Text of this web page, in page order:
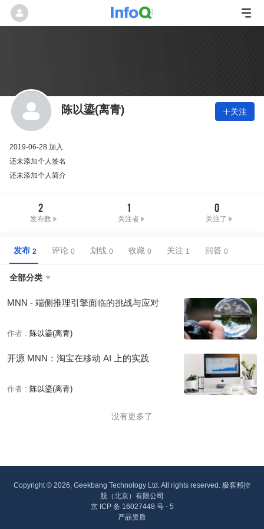
陈以鎏(离青) 关注
2019-06-28 加入
还未添加个人签名
还未添加个人简介
2
发布数
1
关注者
0
关注了
发布 评论 划线 收藏 关注 回答
全部分类 
MNN - 端侧推理引擎面临的挑战与应对
作者 : 陈以鎏(离青)
开源 MNN：淘宝在移动 AI 上的实践
作者 : 陈以鎏(离青)
没有更多了
Copyright © 2026, Geekbang Technology Ltd. All rights reserved. 极客邦控
股（北京）有限公司
京 ICP 备 16027448 号 - 5
产品资质